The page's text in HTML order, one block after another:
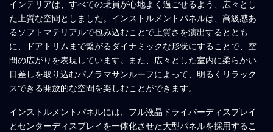
インテリアは、すべての乗員が心地よく過ごせるよう、広々とし
た上質な空間としました。インストルメントパネルは、高級感あ
るソフトマテリアルで包み込むことで上質さを演出するととも
に、ドアトリムまで繋がるダイナミックな形状にすることで、空
間の広がりを表現しています。また、広々とした室内に柔らかい
日差しを取り込むパノラマサンルーフによって、明るくリラック
スできる開放的な空間を楽しむことができます。
インストルメントパネルには、フル液晶ドライバーディスプレイ
とセンターディスプレイを一体化させた大型パネルを採用するこ